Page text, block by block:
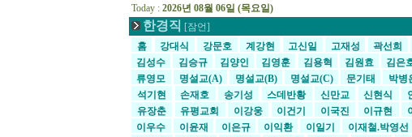
Today : 2026년 08월 06일 (목요일)
한경직 [잠언]
홈
강대식 강문호 계강현 고신일 고재성 곽선희
김성수
김승규 김양인 김영훈 김용혁 김원효 김은
류영모
명설교(A) 명설교(B) 명설교(C) 문기태 박병
석기현
손재호 송기성 스데반황 신만교 신현식
유장춘
유평교회 이강웅 이건기 이국진 이규현
이우수
이윤재 이은규 이익환 이일기 이재철.박영선